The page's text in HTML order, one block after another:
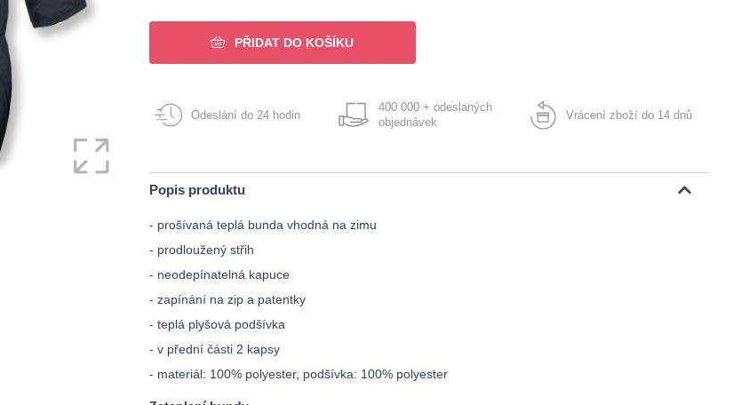
PŘIDAT DO KOŠÍKU
Odeslání do 24 hodin
400 000 + odeslaných
objednávek
Vrácení zboží do 14 dnů
Popis produktu
- prošívaná teplá bunda vhodná na zimu
- prodloužený střih
- neodepínatelná kapuce
- zapínání na zip a patentky
- teplá plyšová podšívka
- v přední části 2 kapsy
- materiál: 100% polyester, podšívka: 100% polyester